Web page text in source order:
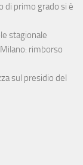
di primo grado si è
stagionale
rimborso
sul presidio del